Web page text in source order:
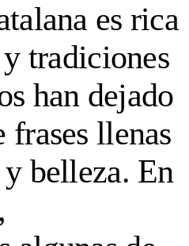
es rica
tradiciones
han dejado
frases llenas
belleza. En